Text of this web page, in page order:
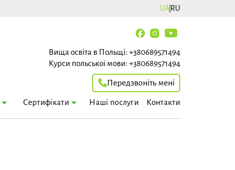
UA RU
Вища освіта в Польщі: +380689571494
Курси польської мови: +380689571494
Передзвоніть мені
Сертифікати Наші послуги Контакти